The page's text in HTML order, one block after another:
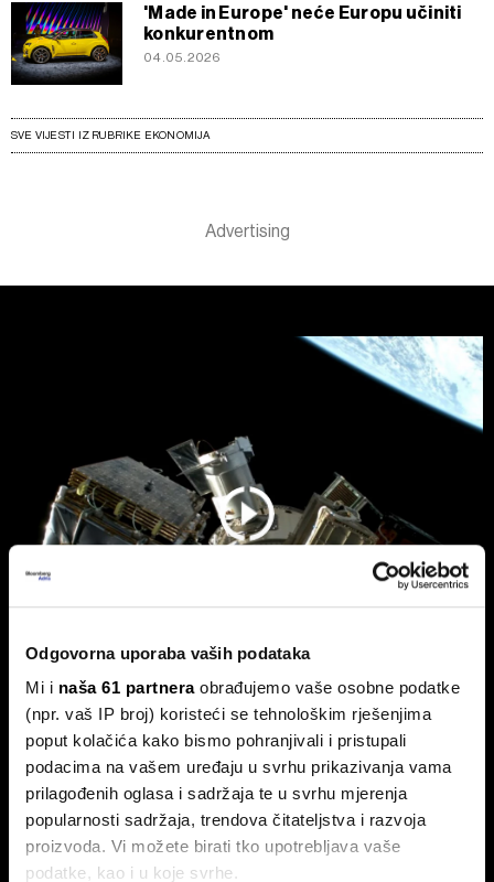
Odgovorna uporaba vaših podataka
Mi i naša 61 partneraobrađujemo vaše osobne podatke
(npr. vaš IP broj) koristeći se tehnološkim rješenjima
poput kolačića kako bismo pohranjivali i pristupali
podacima na vašem uređaju u svrhu prikazivanja vama
prilagođenih oglasa i sadržaja te u svrhu mjerenja
popularnosti sadržaja, trendova čitateljstva i razvoja
proizvoda. Vi možete birati tko upotrebljava vaše
podatke, kao i u koje svrhe.
'Made in Europe' neće Europu učiniti
konkurentnom
04.05.2026
SVE VIJESTI IZ RUBRIKE EKONOMIJA
Hrvatska lansira strategiju razvoja
svemirskih tehnologija
Svemirske tehnologije uvrštene su u Nacionalni plan
razvoja industrije do 2034..